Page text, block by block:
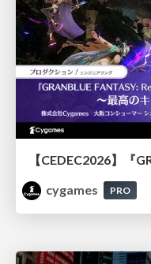
cygames
PRO